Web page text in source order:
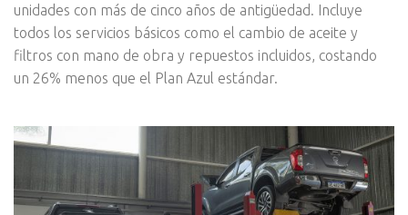
unidades con más de cinco años de antigüedad. Incluye
todos los servicios básicos como el cambio de aceite y
filtros con mano de obra y repuestos incluidos, costando
un 26% menos que el Plan Azul estándar.